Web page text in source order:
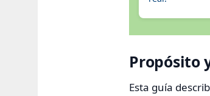
Propósito
Esta guía